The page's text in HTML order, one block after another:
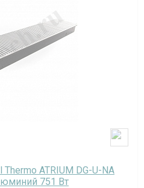
ATRIUM DG-U-NA
751 Вт